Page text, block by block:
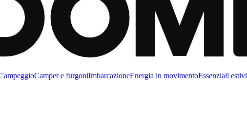
Camper e furgoniImbarcazioneEnergia in movimentoEssenziali estivi